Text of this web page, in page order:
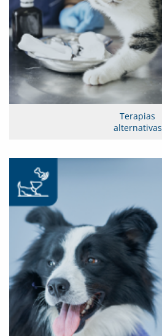
Terapias
alternativas